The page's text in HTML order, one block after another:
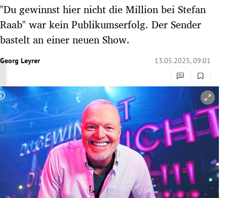
Untermenü
Untermenü
Untermenü
Untermenü
Untermenü
Untermenü
"Du gewinnst hier nicht die Million bei Stefan
Raab" war kein Publikumserfolg. Der Sender
bastelt an einer neuen Show.
Georg Leyrer 13.05.2025, 09:01
Copyright-Hinweis öffnen/schließen